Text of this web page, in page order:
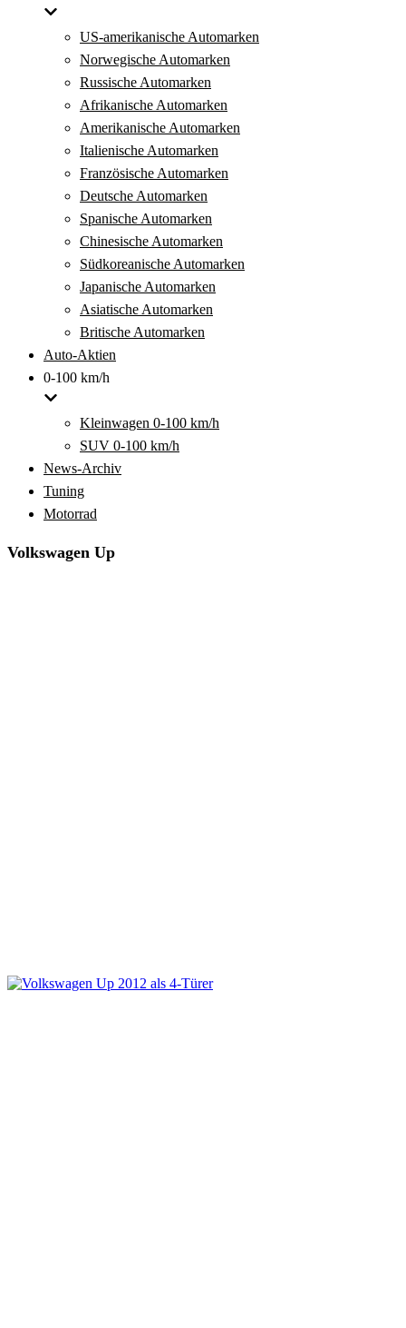
US-amerikanische Automarken
Norwegische Automarken
Russische Automarken
Afrikanische Automarken
Amerikanische Automarken
Italienische Automarken
Französische Automarken
Deutsche Automarken
Spanische Automarken
Chinesische Automarken
Südkoreanische Automarken
Japanische Automarken
Asiatische Automarken
Britische Automarken
Auto-Aktien
0-100 km/h
Kleinwagen 0-100 km/h
SUV 0-100 km/h
News-Archiv
Tuning
Motorrad
Volkswagen Up